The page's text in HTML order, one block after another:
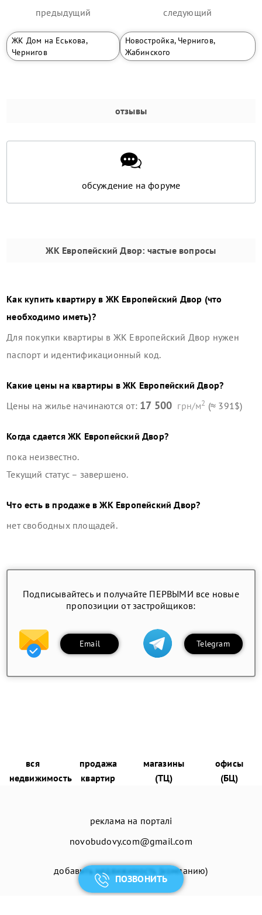
ПОЗВОНИТЬ
предыдущий
ЖК Дом на Еськова,
Чернигов
следующий
Новостройка, Чернигов,
Жабинского
отзывы
обсуждение на форуме
ЖК Европейский Двор: частые вопросы
Как купить квартиру в ЖК Европейский Двор (что
необходимо иметь)?
Для покупки квартиры в ЖК Европейский Двор нужен
паспорт и идентификационный код.
Какие цены на квартиры вЖК Европейский Двор?
Цены на жилье начинаются от: 17 500 грн/м2 (≈ 391$)
Когда сдаетсяЖК Европейский Двор?
пока неизвестно.
Текущий статус – завершено.
Что есть в продаже вЖК Европейский Двор?
нет свободных площадей.
Подписывайтесь и получайте ПЕРВЫМИ все новые
пропозиции от застройщиков:
Email Telegram
вся
недвижимость
продажа
квартир
магазины
(ТЦ)
офисы
(БЦ)
реклама на порталі
novobudovy.com@gmail.com
добавить недвижимость (компанию)